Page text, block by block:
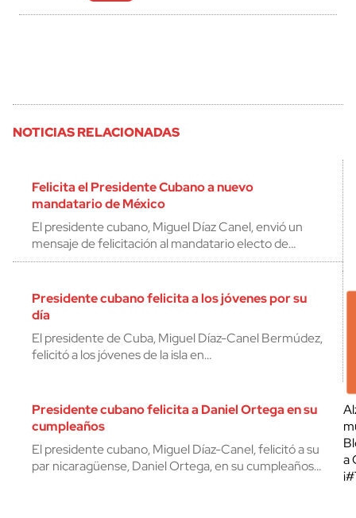
NOTICIAS RELACIONADAS
Felicita el Presidente Cubano a nuevo
mandatario de México
El presidente cubano, Miguel Díaz Canel, envió un
mensaje de felicitación al mandatario electo de…
Presidente cubano felicita a los jóvenes por su
día
El presidente de Cuba, Miguel Díaz-Canel Bermúdez,
felicitó a los jóvenes de la isla en…
Presidente cubano felicita a Daniel Ortega en su
cumpleaños
El presidente cubano, Miguel Díaz-Canel, felicitó a su
par nicaragüense, Daniel Ortega, en su cumpleaños…
a